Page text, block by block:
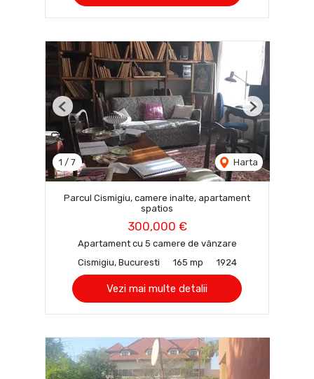
1 / 7 Harta
Previous Next
Parcul Cismigiu, camere inalte, apartament
spatios
300,000 €
Apartament cu 5 camere de vânzare
Cismigiu, Bucuresti
165 mp 1924
Vezi mai multe detalii